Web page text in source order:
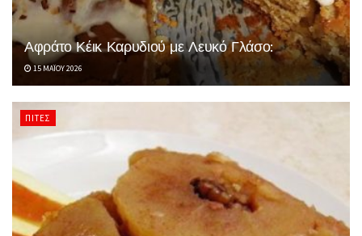
Αφράτο Κέικ Καρυδιού με Λευκό Γλάσο:
15 ΜΑΪ́ΟΥ 2026
ΠΊΤΕΣ